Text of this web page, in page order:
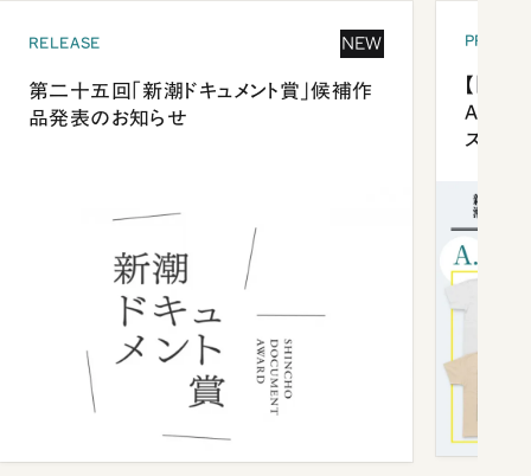
RELEASE NEW
第二十五回「新潮ドキュメント賞」候補作
品発表のお知らせ
【「新
ズプレ